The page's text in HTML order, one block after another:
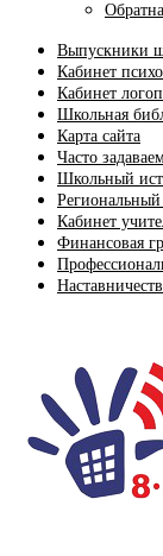
Выпускники
Кабинет
Кабинет
Школьная
Карта сайта
Часто
Школьный
Кабинет
Финансовая